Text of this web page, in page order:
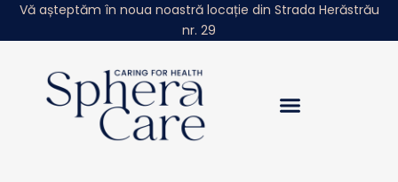
Vă așteptăm în noua noastră locație din Strada Herăstrău
nr. 29